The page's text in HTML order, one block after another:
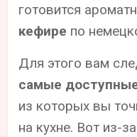
готовится
кефире по
Для этого вам
самые
из которых вы
на кухне. Вот из-